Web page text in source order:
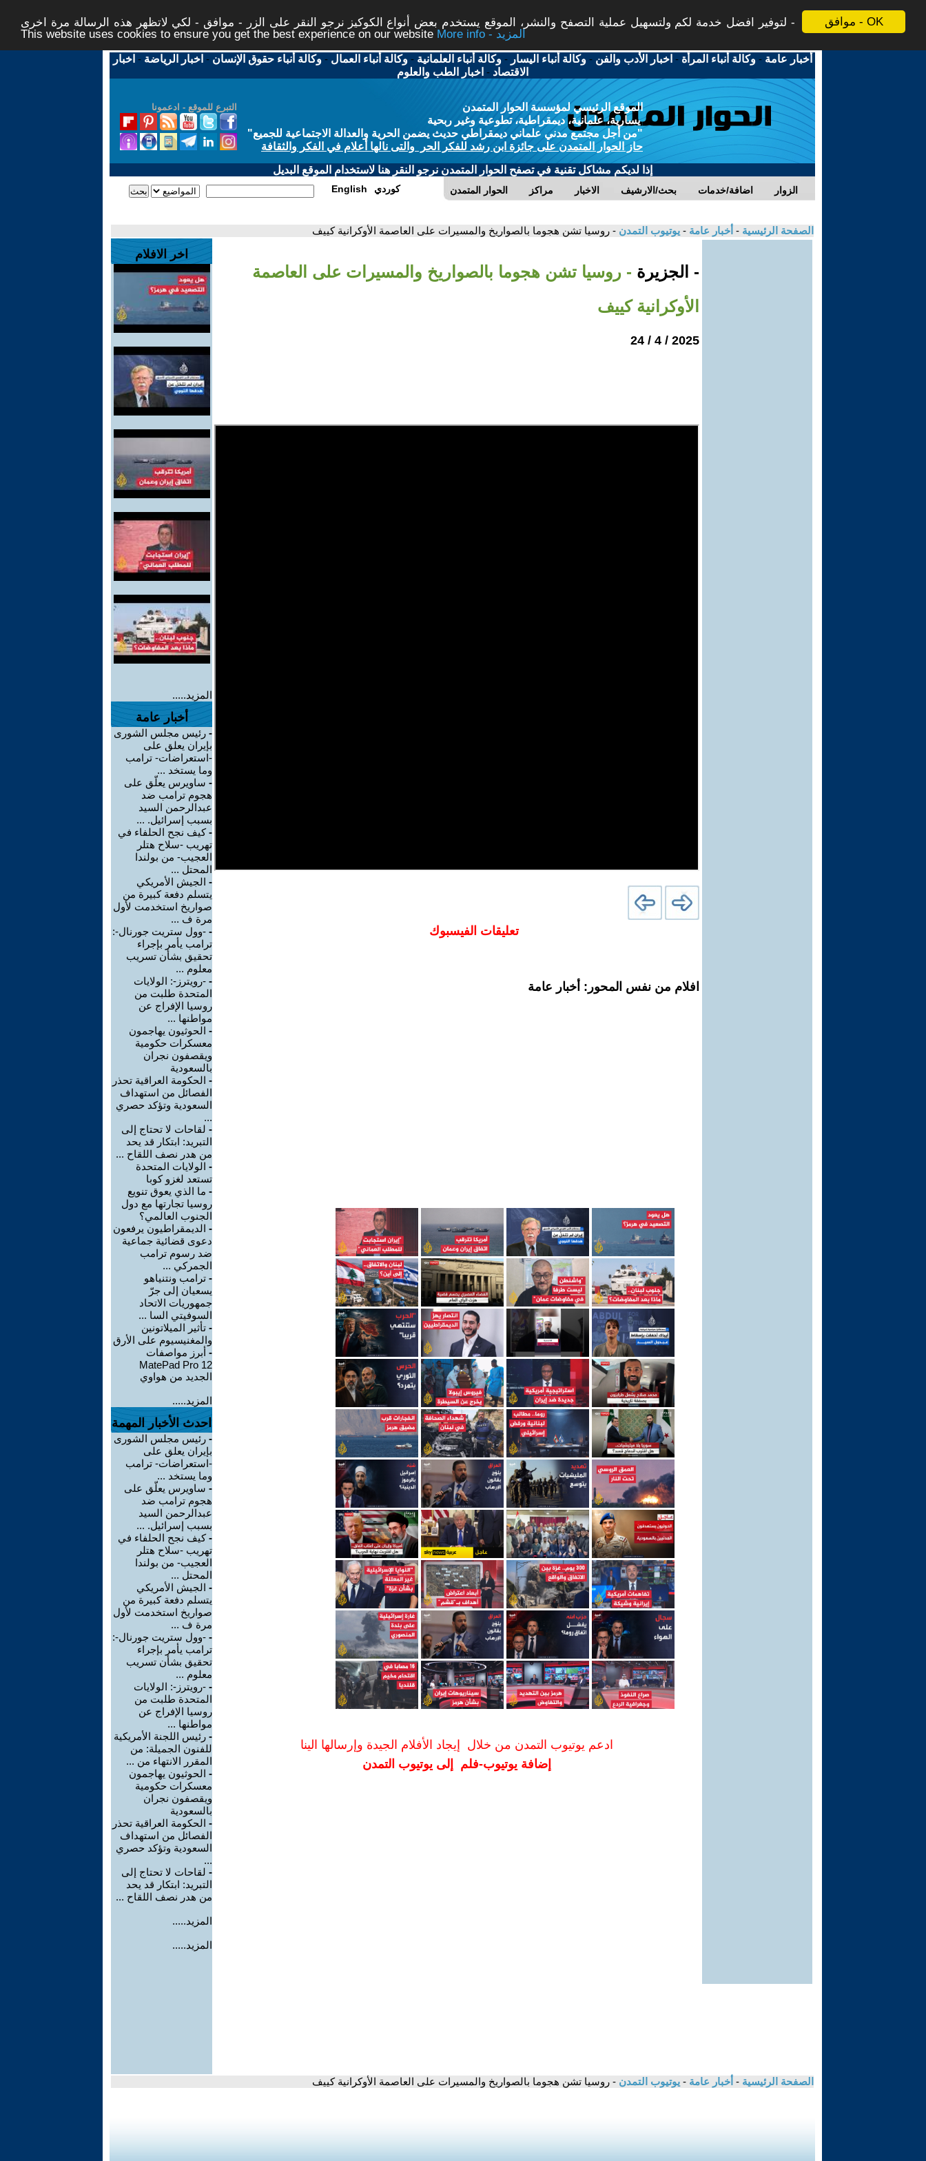
موافق - OK
لتوفير افضل خدمة لكم ولتسهيل عملية التصفح والنشر، الموقع يستخدم بعض أنواع الكوكيز نرجو النقر على الزر - موافق - لكي لاتظهر هذه الرسالة مرة اخرى -
This website uses cookies to ensure you get the best experience on our website
More info - المزيد
أخبار عامة -وكالة أنباء المرأة - اخبار الأدب والفن -وكالة أنباء اليسار -وكالة أنباء العلمانية -وكالة أنباء العمال -وكالة أنباء حقوق الإنسان - اخبار الرياضة - اخبار
الاقتصاد - اخبار الطب والعلوم
التبرع للموقع - ادعمونا
الموقع الرئيسي لمؤسسة الحوار المتمدن
يسارية، علمانية، ديمقراطية، تطوعية وغير ربحية
"من أجل مجتمع مدني علماني ديمقراطي حديث يضمن الحرية والعدالة الاجتماعية للجميع"
حاز الحوار المتمدن على جائزة ابن رشد للفكر الحر والتى نالها أعلام في الفكر والثقافة
إذا لديكم مشاكل تقنية في تصفح الحوار المتمدن نرجو النقر هنا لاستخدام الموقع البديل
الحوار المتمدن مراكز الاخبار بحث/الارشيف اضافة/خدمات الزوار English كوردي
الصفحة الرئيسية - أخبار عامة - يوتيوب التمدن - روسيا تشن هجوما بالصواريخ والمسيرات على العاصمة الأوكرانية كييف
- الجزيرة - روسيا تشن هجوما بالصواريخ والمسيرات على العاصمة
الأوكرانية كييف
2025 / 4 / 24
تعليقات الفيسبوك
افلام من نفس المحور: أخبار عامة
ادعم يوتيوب التمدن من خلال إيجاد الأفلام الجيدة وإرسالها الينا
إضافة يوتيوب-فلم إلى يوتيوب التمدن
اخر الافلام
المزيد.....
أخبار عامة
- رئيس مجلس الشورى
بإيران يعلق على
-استعراضات- ترامب
وما يستخد ...
- ساويرس يعلّق على
هجوم ترامب ضد
عبدالرحمن السيد
بسبب إسرائيل. ...
-كيف نجح الحلفاء في
تهريب -سلاح هتلر
العجيب- من بولندا
المحتل ...
- الجيش الأمريكي
يتسلم دفعة كبيرة من
صواريخ استخدمت لأول
مرة ف ...
- -وول ستريت جورنال-:
ترامب يأمر بإجراء
تحقيق بشأن تسريب
معلوم ...
- -رويترز-: الولايات
المتحدة طلبت من
روسيا الإفراج عن
مواطنها ...
- الحوثيون يهاجمون
معسكرات حكومية
ويقصفون نجران
بالسعودية
- الحكومة العراقية تحذر
الفصائل من استهداف
السعودية وتؤكد حصري
...
- لقاحات لا تحتاج إلى
التبريد: ابتكار قد يحد
من هدر نصف اللقاح ...
- الولايات المتحدة
تستعد لغزو كوبا
- ما الذي يعوق تنويع
روسيا تجارتها مع دول
الجنوب العالمي؟
- الديمقراطيون يرفعون
دعوى قضائية جماعية
ضد رسوم ترامب
الجمركي ...
- ترامب ونتنياهو
يسعيان إلى جرّ
جمهوريات الاتحاد
السوفيتي السا ...
- تأثير الميلاتونين
والمغنيسيوم على الأرق
- أبرز مواصفات
MatePad Pro 12
الجديد من هواوي
المزيد.....
احدث الأخبار المهمة
- رئيس مجلس الشورى
بإيران يعلق على
-استعراضات- ترامب
وما يستخد ...
- ساويرس يعلّق على
هجوم ترامب ضد
عبدالرحمن السيد
بسبب إسرائيل. ...
-كيف نجح الحلفاء في
تهريب -سلاح هتلر
العجيب- من بولندا
المحتل ...
- الجيش الأمريكي
يتسلم دفعة كبيرة من
صواريخ استخدمت لأول
مرة ف ...
- -وول ستريت جورنال-:
ترامب يأمر بإجراء
تحقيق بشأن تسريب
معلوم ...
- -رويترز-: الولايات
المتحدة طلبت من
روسيا الإفراج عن
مواطنها ...
- رئيس اللجنة الأمريكية
للفنون الجميلة: من
المقرر الانتهاء من ...
- الحوثيون يهاجمون
معسكرات حكومية
ويقصفون نجران
بالسعودية
- الحكومة العراقية تحذر
الفصائل من استهداف
السعودية وتؤكد حصري
...
- لقاحات لا تحتاج إلى
التبريد: ابتكار قد يحد
من هدر نصف اللقاح ...
المزيد.....
المزيد.....
الصفحة الرئيسية - أخبار عامة - يوتيوب التمدن - روسيا تشن هجوما بالصواريخ والمسيرات على العاصمة الأوكرانية كييف